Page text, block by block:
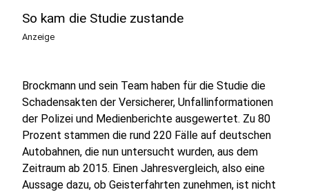
So kam die Studie zustande
Anzeige
Brockmann und sein Team haben für die Studie die
Schadensakten der Versicherer, Unfallinformationen
der Polizei und Medienberichte ausgewertet. Zu 80
Prozent stammen die rund 220 Fälle auf deutschen
Autobahnen, die nun untersucht wurden, aus dem
Zeitraum ab 2015. Einen Jahresvergleich, also eine
Aussage dazu, ob Geisterfahrten zunehmen, ist nicht